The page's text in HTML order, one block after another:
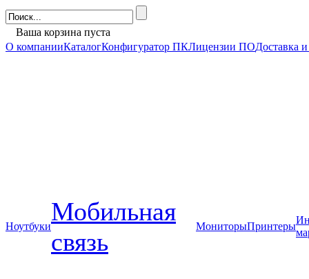
Ваша корзина пуста
О компанииКаталогКонфигуратор ПКЛицензии ПОДоставка
Ноутбуки
Мобильная
связь
МониторыПринтеры